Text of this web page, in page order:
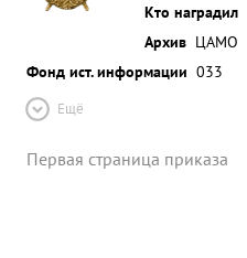
Кто наградил
Архив ЦАМО
Фонд ист. информации 033
Ещё
Первая страница приказа